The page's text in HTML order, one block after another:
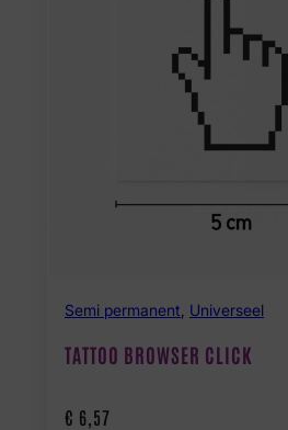
Semi permanent Universeel
TATTOO BROWSER CLICK
€ 6,57